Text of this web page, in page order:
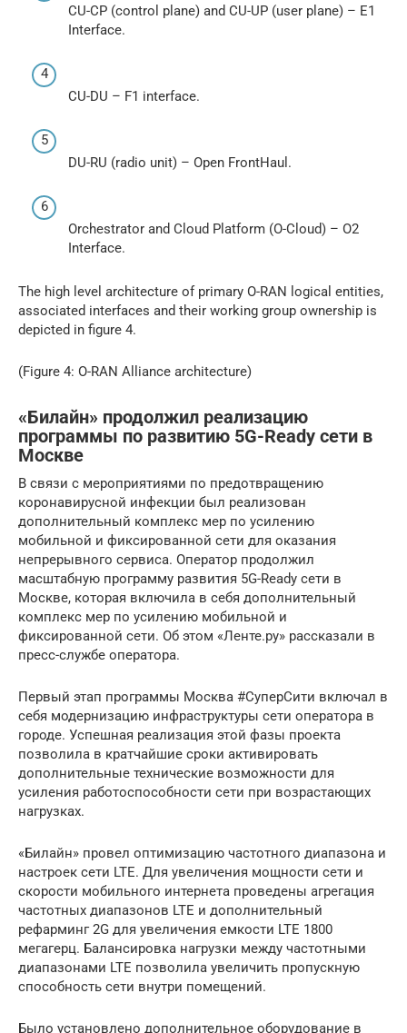
CU-CP (control plane) and CU-UP (user plane) – E1
Interface.
CU-DU – F1 interface.
DU-RU (radio unit) – Open FrontHaul.
Orchestrator and Cloud Platform (O-Cloud) – O2
Interface.
The high level architecture of primary O-RAN logical entities,
associated interfaces and their working group ownership is
depicted in figure 4.
(Figure 4: O-RAN Alliance architecture)
«Билайн» продолжил реализацию
программы по развитию 5G-Ready сети в
Москве
В связи с мероприятиями по предотвращению
коронавирусной инфекции был реализован
дополнительный комплекс мер по усилению
мобильной и фиксированной сети для оказания
непрерывного сервиса. Оператор продолжил
масштабную программу развития 5G-Ready сети в
Москве, которая включила в себя дополнительный
комплекс мер по усилению мобильной и
фиксированной сети. Об этом «Ленте.ру» рассказали в
пресс-службе оператора.
Первый этап программы Москва #СуперСити включал в
себя модернизацию инфраструктуры сети оператора в
городе. Успешная реализация этой фазы проекта
позволила в кратчайшие сроки активировать
дополнительные технические возможности для
усиления работоспособности сети при возрастающих
нагрузках.
«Билайн» провел оптимизацию частотного диапазона и
настроек сети LTE. Для увеличения мощности сети и
скорости мобильного интернета проведены агрегация
частотных диапазонов LTE и дополнительный
рефарминг 2G для увеличения емкости LTE 1800
мегагерц. Балансировка нагрузки между частотными
диапазонами LTE позволила увеличить пропускную
способность сети внутри помещений.
Было установлено дополнительное оборудование в